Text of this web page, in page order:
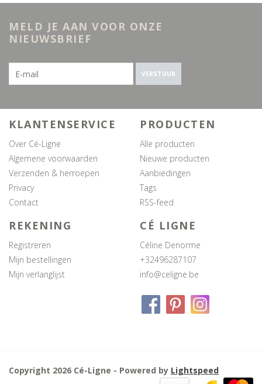
MELD JE AAN VOOR ONZE
NIEUWSBRIEF
VERSTUUR
KLANTENSERVICE
Over Cé-Ligne
Algemene voorwaarden
Verzenden & herroepen
Privacy
Contact
PRODUCTEN
Alle producten
Nieuwe producten
Aanbiedingen
Tags
RSS-feed
REKENING
Registreren
Mijn bestellingen
Mijn verlanglijst
CÉ LIGNE
Céline Denorme
+32496287107
info@celigne.be
Copyright 2026 Cé-Ligne - Powered by Lightspeed